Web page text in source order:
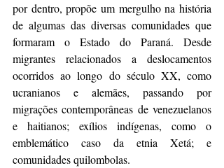
por dentro, propõe um mergulho na história
de algumas das diversas comunidades que
formaram o Estado do Paraná. Desde
migrantes relacionados a deslocamentos
ocorridos ao longo do século XX, como
ucranianos e alemães, passando por
migrações contemporâneas de venezuelanos
e haitianos; exílios indígenas, como o
emblemático caso da etnia Xetá; e
comunidades quilombolas.